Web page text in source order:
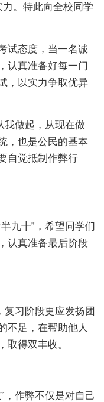
。特此向全校同学
试态度，当一名诚
认真准备好每一门
，以实力争取优异
我做起，从现在做
，也是公民的基本
自觉抵制作弊行
九十”，希望同学们
认真准备最后阶段
复习阶段更应发扬团
不足，在帮助他人
取得双丰收。
，作弊不仅是对自己